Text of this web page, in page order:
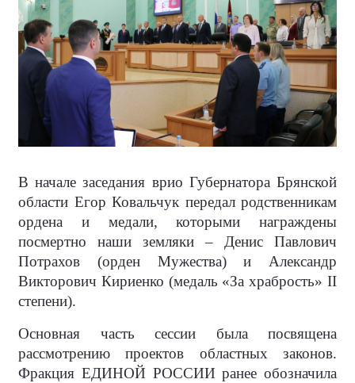
В начале заседания врио Губернатора Брянской
области Егор Ковальчук передал родственникам
ордена и медали, которыми награждены
посмертно наши земляки – Денис Павлович
Потрахов (орден Мужества) и Александр
Викторович Кириенко (медаль «За храбрость» II
степени).
Основная часть сессии была посвящена
рассмотрению проектов областных законов.
Фракция ЕДИНОЙ РОССИИ ранее обозначила